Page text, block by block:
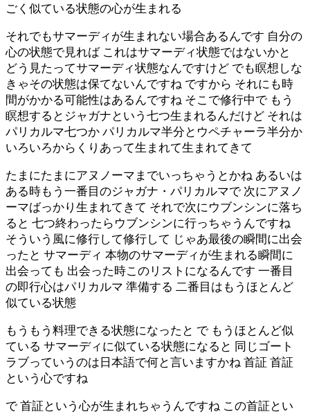
ごく似ている状態の心が生まれる
それでもサマーディが生まれない場合あるんです 自分の
心の状態で見れば これはサマーディ状態ではないかと
どう見たってサマーディ状態なんですけど でも瞑想しな
きゃその状態は保てないんですね ですから それにも時
間がかかる可能性はあるんですね そこで修行中で もう
瞑想するとジャガナという七つ生まれるんだけど それは
パリカルマ七つか パリカルマ半分とウペチャーラ半分か
いろいろからくりあって生まれて生まれてきて
たまにたまにアヌノーマまでいっちゃうとかね あるいは
ある時もう一番目のジャガナ・パリカルマで 次にアヌノ
ーマばっかり生まれてきて それで次にウブンシンに落ち
ると 七つ終わったらウブンシンに行っちゃうんですね
そういう風に修行して修行して じゃあ最後の瞬間に出会
ったと サマーディ 本物のサマーディが生まれる瞬間に
出会っても 出会った時このリストになるんです 一番目
の即行心はパリカルマ 準備する 二番目はもうほとんど
似ている状態
もうもう料理できる状態になったと で もうほとんど似
ている サマーディに似ている状態になると 同じゴート
ラブっていうのは日本語で何と言いますかね 首証 首証
という心ですね
で 首証という心が生まれちゃうんですね この首証とい